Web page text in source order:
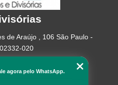
de Araújo , 106 São Paulo -
020
agora pelo WhatsApp.